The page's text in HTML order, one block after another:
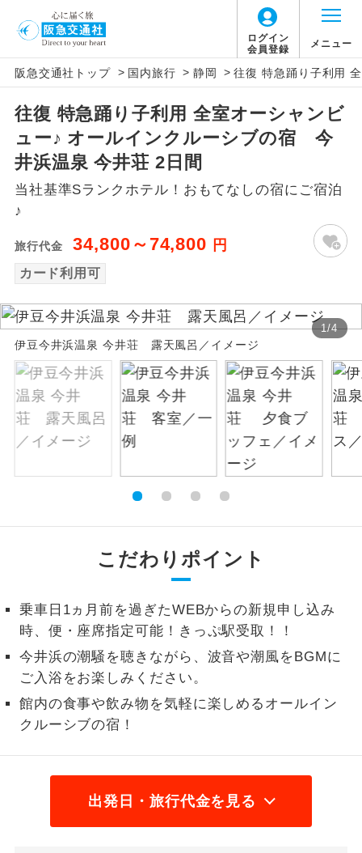
ログイン
会員登録
メニュー
阪急交通社トップ > 国内旅行 > 静岡 > 往復 特急踊り子利用
往復 特急踊り子利用 全室オーシャンビ
ュー♪ オールインクルーシブの宿 今
井浜温泉 今井荘 2日間
当社基準Sランクホテル！おもてなしの宿にご宿泊
♪
旅行代金 34,800～74,800 円
カード利用可
1/4
伊豆今井浜温泉 今井荘 露天風呂／イメージ
こだわりポイント
乗車日1ヵ月前を過ぎたWEBからの新規申し込み
時、便・座席指定可能！きっぷ駅受取！！
今井浜の潮騒を聴きながら、波音や潮風をBGMに
ご入浴をお楽しみください。
館内の食事や飲み物を気軽に楽しめるオールイン
クルーシブの宿！
出発日・旅行代金を見る
アイコン 説明
添乗員同行
往路出発空港（駅）から復路到着空港
（駅）まで同行します。
現地添乗員同
行
現地到着空港（駅）から最終日出発空港
（駅）まで添乗員が同行します。
バスガイド乗
務
バスガイドが乗務し、車内での観光案内
があります。
世界遺産
ユネスコに登録されている文化遺産や自
然遺産を訪ねるコースです。
絶景 絶景スポットに立ち寄るコースです。
温泉 温泉地にも宿泊するコースです。
ご宿泊ホテルに露天風呂が付いていま
す。
全てのお食事が付いていますので、お食
く）
お部屋食
だけます。
トラベルイヤ
ホン
周りの音を気にせず、ガイドさんの説明
をじっくり聞くことができます。
1名様催行
2名様催行
2名様から出発可能な個人型プランで